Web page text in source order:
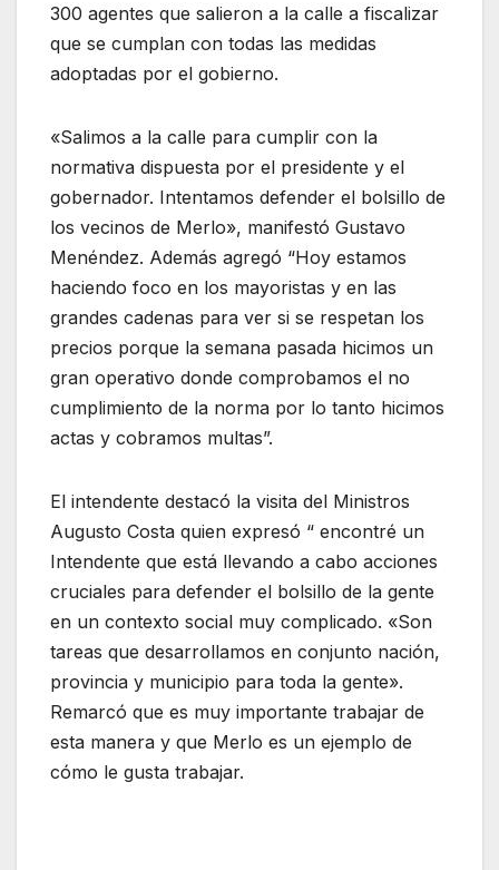
300 agentes que salieron a la calle a fiscalizar
que se cumplan con todas las medidas
adoptadas por el gobierno.
«Salimos a la calle para cumplir con la
normativa dispuesta por el presidente y el
gobernador. Intentamos defender el bolsillo de
los vecinos de Merlo», manifestó Gustavo
Menéndez. Además agregó “Hoy estamos
haciendo foco en los mayoristas y en las
grandes cadenas para ver si se respetan los
precios porque la semana pasada hicimos un
gran operativo donde comprobamos el no
cumplimiento de la norma por lo tanto hicimos
actas y cobramos multas”.
El intendente destacó la visita del Ministros
Augusto Costa quien expresó “ encontré un
Intendente que está llevando a cabo acciones
cruciales para defender el bolsillo de la gente
en un contexto social muy complicado. «Son
tareas que desarrollamos en conjunto nación,
provincia y municipio para toda la gente».
Remarcó que es muy importante trabajar de
esta manera y que Merlo es un ejemplo de
cómo le gusta trabajar.